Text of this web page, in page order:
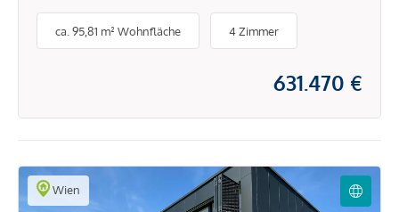
Unterlaa 151
ca. 95,81 m² Wohnfläche 4 Zimmer
631.470 €
Wien